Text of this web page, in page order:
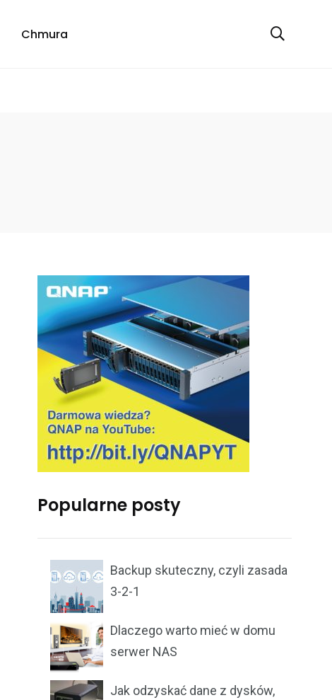
Chmura
Popularne posty
Backup skuteczny, czyli zasada
3-2-1
Dlaczego warto mieć w domu
serwer NAS
Jak odzyskać dane z dysków,